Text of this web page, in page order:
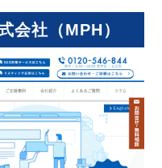
会社（MPH）